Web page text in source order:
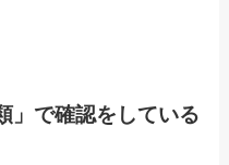
」で確認をしている